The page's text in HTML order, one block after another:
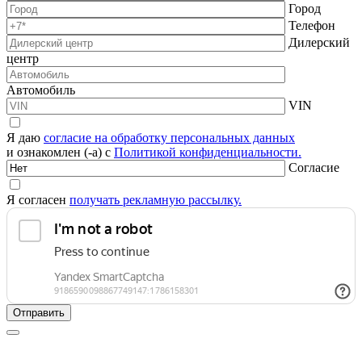
Город
Телефон
Дилерский
центр
Автомобиль
VIN
Я даю согласие на обработку персональных данных
и ознакомлен (-а) с Политикой конфиденциальности.
Согласие
Я согласен получать рекламную рассылку.